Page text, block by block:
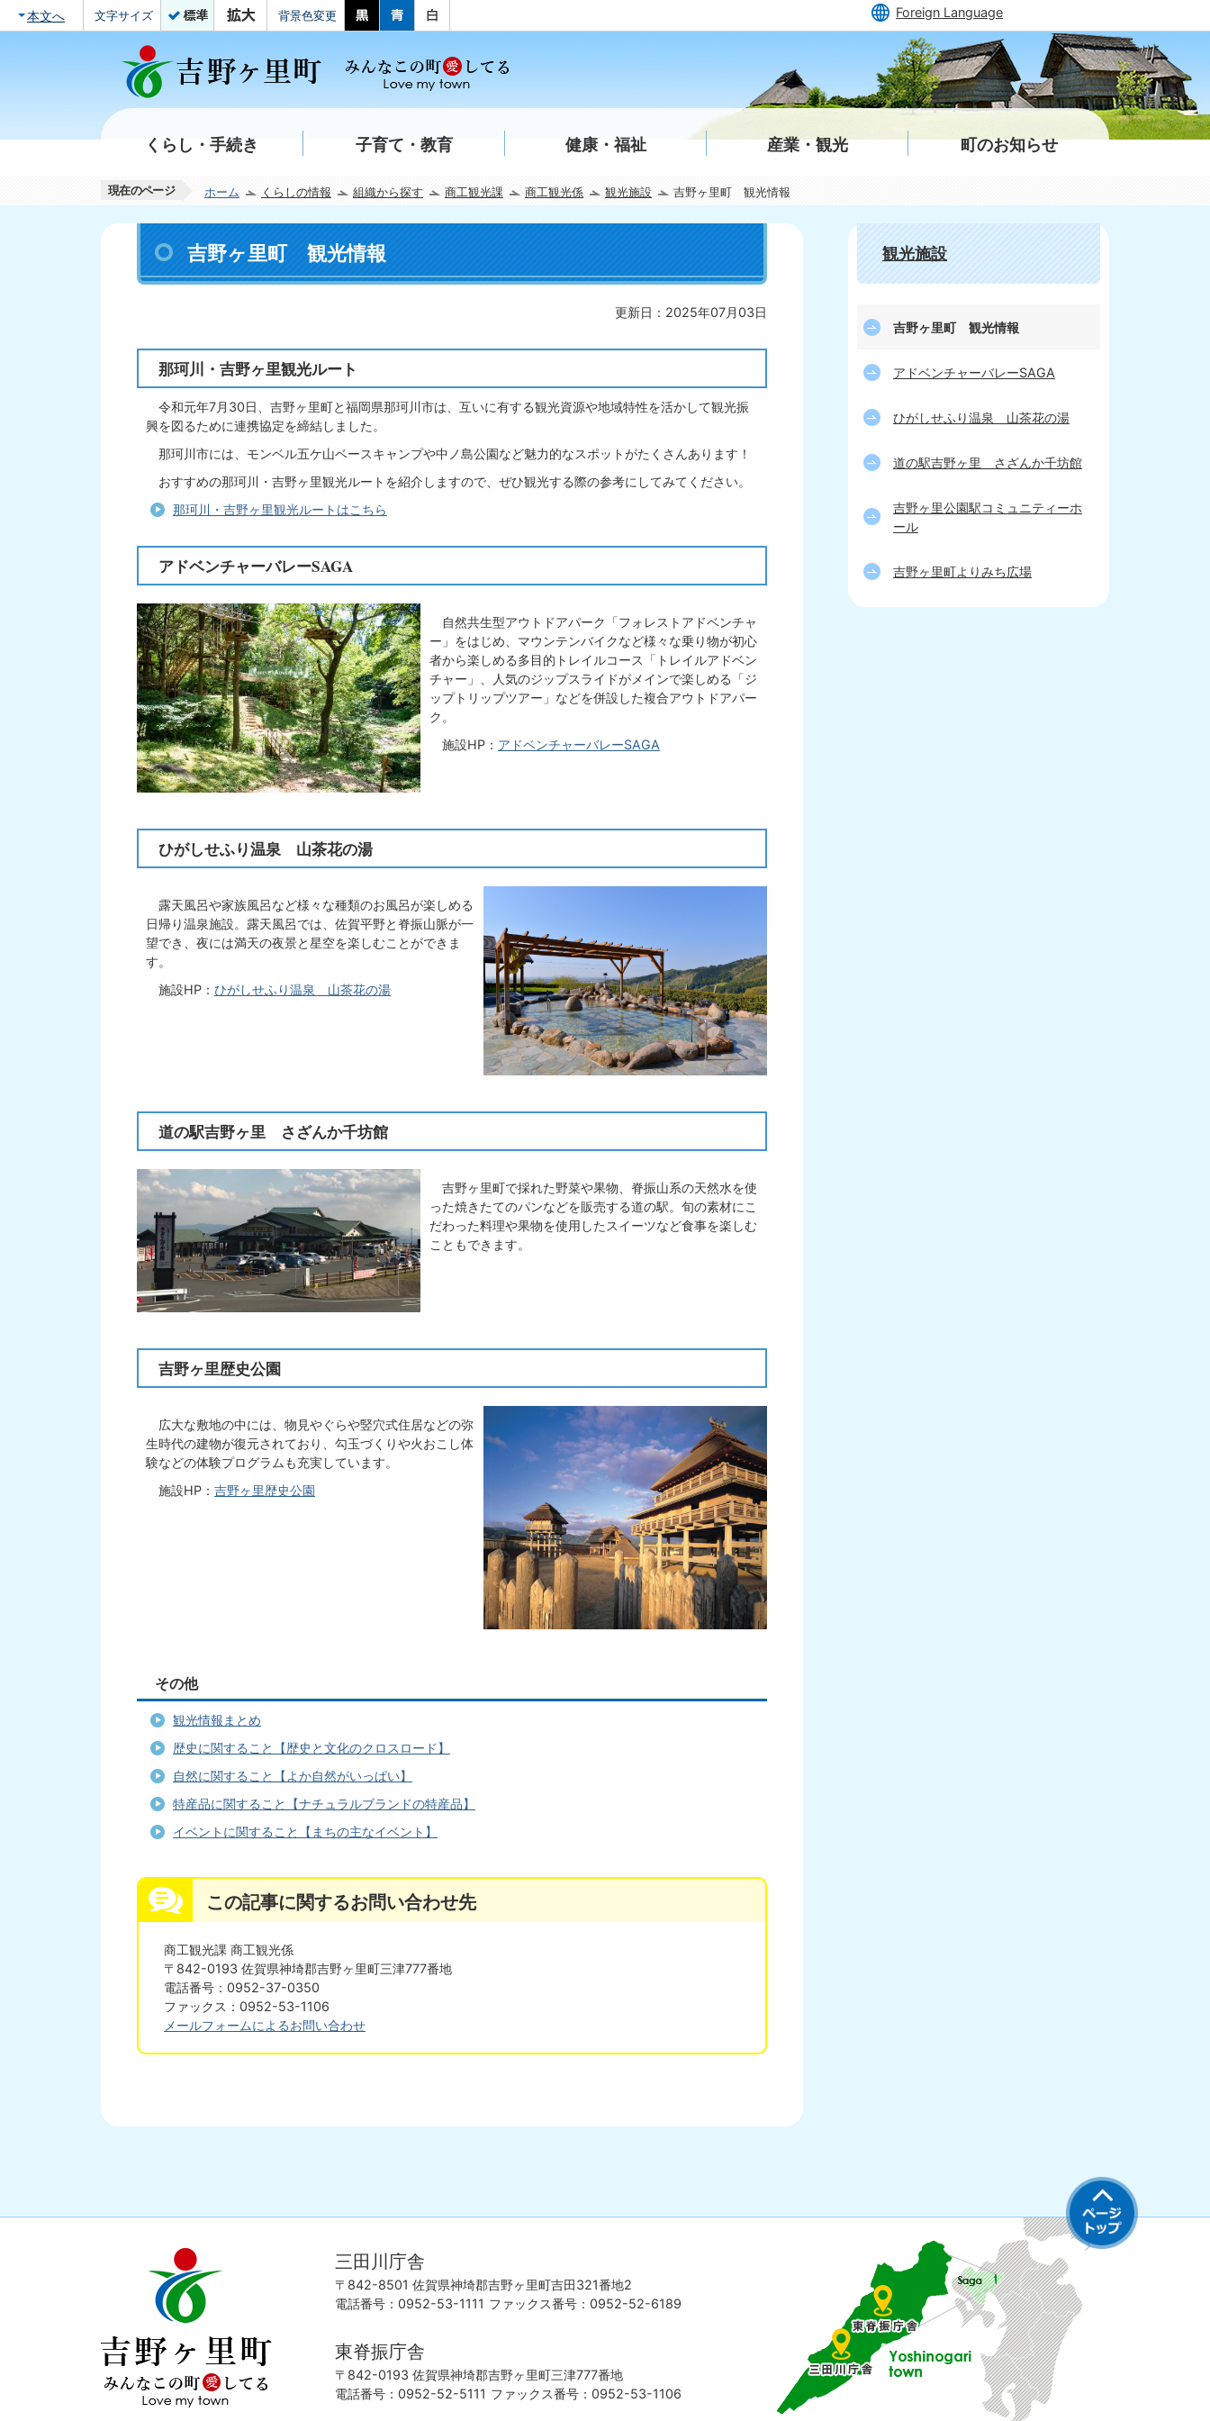
本文へ 文字サイズ 背景色変更 Foreign Language
くらし・手続き 子育て・教育 健康・福祉 産業・観光 町のお知らせ
現在のページ ホーム くらしの情報 組織から探す 商工観光課 商工観光係 観光施設 吉野ヶ里町 観光情報
吉野ヶ里町 観光情報
更新日：2025年07月03日
那珂川・吉野ヶ里観光ルート
令和元年7月30日、吉野ヶ里町と福岡県那珂川市は、互いに有する観光資源や地域特性を活かして観光振
興を図るために連携協定を締結しました。
那珂川市には、モンベル五ケ山ベースキャンプや中ノ島公園など魅力的なスポットがたくさんあります！
おすすめの那珂川・吉野ヶ里観光ルートを紹介しますので、ぜひ観光する際の参考にしてみてください。
那珂川・吉野ヶ里観光ルートはこちら
アドベンチャーバレーSAGA
自然共生型アウトドアパーク「フォレストアドベンチャ
ー」をはじめ、マウンテンバイクなど様々な乗り物が初心
者から楽しめる多目的トレイルコース「トレイルアドベン
チャー」、人気のジップスライドがメインで楽しめる「ジ
ップトリップツアー」などを併設した複合アウトドアパー
ク。
施設HP： アドベンチャーバレーSAGA
ひがしせふり温泉 山茶花の湯
露天風呂や家族風呂など様々な種類のお風呂が楽しめる
日帰り温泉施設。露天風呂では、佐賀平野と脊振山脈が一
望でき、夜には満天の夜景と星空を楽しむことができま
す。
施設HP： ひがしせふり温泉 山茶花の湯
道の駅吉野ヶ里 さざんか千坊館
吉野ヶ里町で採れた野菜や果物、脊振山系の天然水を使
った焼きたてのパンなどを販売する道の駅。旬の素材にこ
だわった料理や果物を使用したスイーツなど食事を楽しむ
こともできます。
吉野ヶ里歴史公園
広大な敷地の中には、物見やぐらや竪穴式住居などの弥
生時代の建物が復元されており、勾玉づくりや火おこし体
験などの体験プログラムも充実しています。
施設HP： 吉野ヶ里歴史公園
その他
観光情報まとめ
歴史に関すること【歴史と文化のクロスロード】
自然に関すること【よか自然がいっぱい】
特産品に関すること【ナチュラルブランドの特産品】
イベントに関すること【まちの主なイベント】
この記事に関するお問い合わせ先
商工観光課 商工観光係
〒842-0193 佐賀県神埼郡吉野ヶ里町三津777番地
電話番号：0952-37-0350
ファックス：0952-53-1106
メールフォームによるお問い合わせ
観光施設
吉野ヶ里町 観光情報
アドベンチャーバレーSAGA
ひがしせふり温泉 山茶花の湯
道の駅吉野ヶ里 さざんか千坊館
吉野ヶ里公園駅コミュニティーホ
ール
吉野ヶ里町よりみち広場
町
み
ん
な
三田川庁舎
〒842-8501 佐賀県神埼郡吉野ヶ里町吉田321番地2
電話番号：0952-53-1111 ファックス番号：0952-52-6189
東脊振庁舎
〒842-0193 佐賀県神埼郡吉野ヶ里町三津777番地
電話番号：0952-52-5111 ファックス番号：0952-53-1106
る
吉